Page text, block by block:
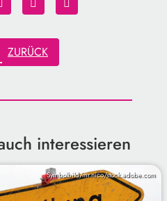
ZURÜCK
interessieren
Symbolbild/mr.nico/stock.adobe.com